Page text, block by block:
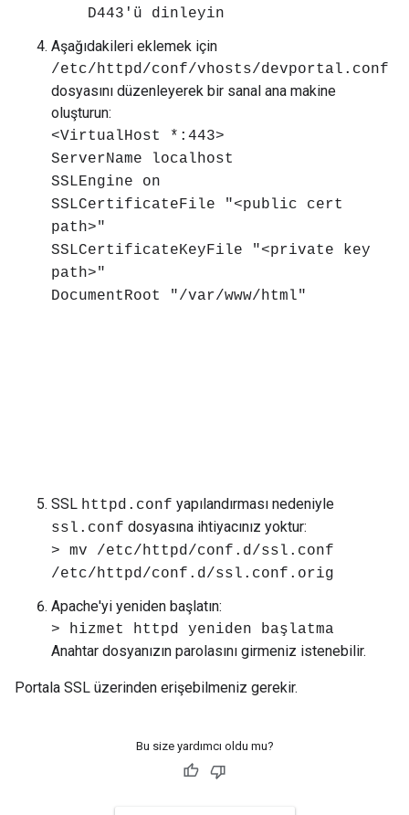
D443'ü dinleyin
Aşağıdakileri eklemek için
/etc/httpd/conf/vhosts/devportal.conf
dosyasını düzenleyerek bir sanal ana makine
oluşturun:
<VirtualHost *:443>
ServerName localhost
SSLEngine on
SSLCertificateFile "<public cert
path>"
SSLCertificateKeyFile "<private key
path>"
DocumentRoot "/var/www/html"
SSL httpd.conf yapılandırması nedeniyle
ssl.conf dosyasına ihtiyacınız yoktur:
> mv /etc/httpd/conf.d/ssl.conf
/etc/httpd/conf.d/ssl.conf.orig
Apache'yi yeniden başlatın:
> hizmet httpd yeniden başlatma
Anahtar dosyanızın parolasını girmeniz istenebilir.
Portala SSL üzerinden erişebilmeniz gerekir.
Bu size yardımcı oldu mu?